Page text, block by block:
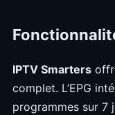
IPTV Smarters
complet. L’EPG
programmes sur 7